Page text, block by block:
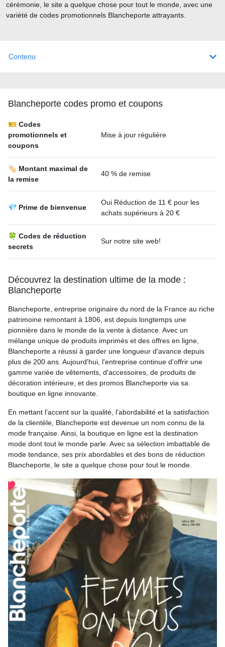
Contenu
Blancheporte codes promo et coupons
🎫 Codes
promotionnels et
coupons
Mise à jour régulière
🏷️ Montant maximal de
la remise
40 % de remise
💎 Prime de bienvenue
Oui Réduction de 11 € pour les
achats supérieurs à 20 €
🍀 Codes de réduction
secrets
Sur notre site web!
Découvrez la destination ultime de la mode :
Blancheporte
Blancheporte, entreprise originaire du nord de la France au riche
patrimoine remontant à 1806, est depuis longtemps une
pionnière dans le monde de la vente à distance. Avec un
mélange unique de produits imprimés et des offres en ligne,
Blancheporte a réussi à garder une longueur d'avance depuis
plus de 200 ans. Aujourd'hui, l'entreprise continue d'offrir une
gamme variée de vêtements, d'accessoires, de produits de
décoration intérieure, et des promos Blancheporte via sa
boutique en ligne innovante.
En mettant l'accent sur la qualité, l'abordabilité et la satisfaction
de la clientèle, Blancheporte est devenue un nom connu de la
mode française. Ainsi, la boutique en ligne est la destination
mode dont tout le monde parle. Avec sa sélection imbattable de
mode tendance, ses prix abordables et des bons de réduction
Blancheporte, le site a quelque chose pour tout le monde.
cérémonie, le site a quelque chose pour tout le monde, avec une
variété de codes promotionnels Blancheporte attrayants.